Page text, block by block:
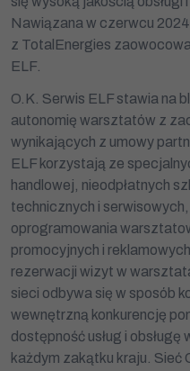
Nawiązana w czerwcu
z TotalEnergies
ELF.
O.K. Serwis ELF stawia na
autonomię warsztatów z
wynikających z umowy
ELF korzystają ze
handlowej, nieodpłatnych
technicznych i
oprogramowania
promocyjnych i
rezerwacji wizyt w
sieci odbywa się w sposób
wewnętrzną konkurencję
dostępność usług i
każdym zakątku kraju. Sieć
Zgłoszenie
Już niebawem nasz